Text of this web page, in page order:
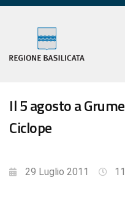
Il 5 agosto a
Ciclope
29 Luglio 2011